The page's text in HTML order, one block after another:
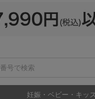
妊娠・ベビー・キッ